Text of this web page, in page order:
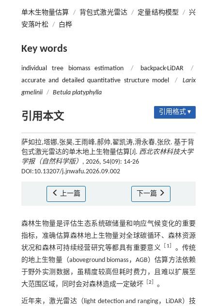
单木生物量估算 / 背包式激光雷达 / 定量结构模型 / 兴
安落叶松 / 白桦
Key words
individual tree biomass estimation / backpack-LiDAR
/
accurate and detailed quantitative structure model
/
Larix
gmelinii / Betula platyphylla
引用本文 引用格式 ▾
萨如拉,塔娜,张昊,王雨峰,郝帅,翟凯涛,滑永春,张欣. 基于背
包式激光雷达的单木地上生物量估算[J]. 西北农林科技大学
学报（自然科学版） , 2026, 54(09): 14-26
DOI:10.13207/j.jnwafu.2026.09.002
上一篇 下一篇
森林生物量是评估生态系统碳储量和响应气候变化的重要
指标，准确估算森林地上生物量对全球碳循环、森林资源
状况和森林可持续经营研究等都具有重要意义
1
。传统
的地上生物量（aboveground biomass，AGB）估算方法依赖
于野外实测数据，虽精度较高但耗时费力，且难以扩展至
大范围区域，同时会对森林造成一定破坏［ 2 。
近年来，激光雷达（light detection and ranging，LiDAR）技